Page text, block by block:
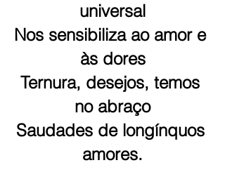
universal
Nos sensibiliza ao amor e
às dores
Ternura, desejos, temos
no abraço
Saudades de longínquos
amores.